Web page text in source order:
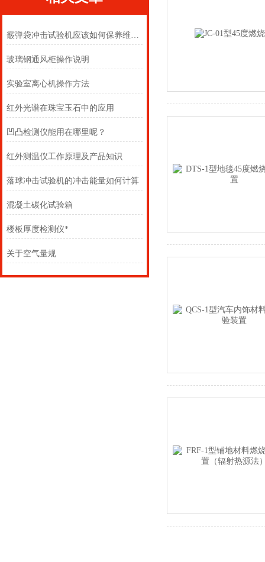
霰弹袋冲击试验机应该如何保养维护才好
玻璃钢通风柜操作说明
实验室离心机操作方法
红外光谱在珠宝玉石中的应用
凹凸检测仪能用在哪里呢？
红外测温仪工作原理及产品知识
落球冲击试验机的冲击能量如何计算
混凝土碳化试验箱
楼板厚度检测仪*
关于空气量规